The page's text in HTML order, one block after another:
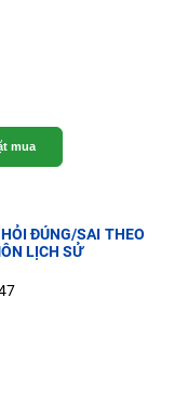
mua
ĐÚNG/SAI THEO
LỊCH SỬ